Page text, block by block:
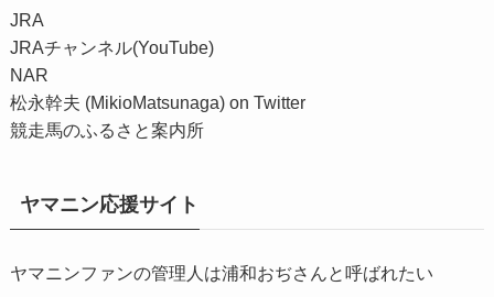
JRA
JRAチャンネル(YouTube)
NAR
松永幹夫 (MikioMatsunaga) on Twitter
競走馬のふるさと案内所
ヤマニン応援サイト
ヤマニンファンの管理人は浦和おぢさんと呼ばれたい